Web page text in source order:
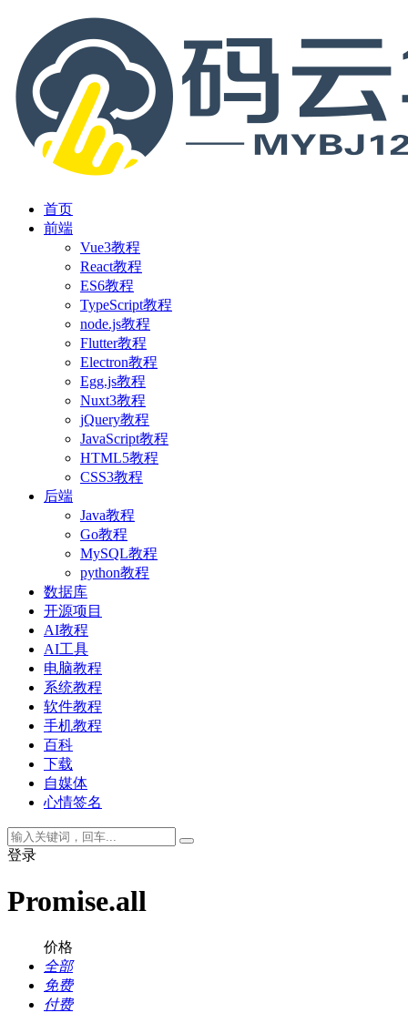
首页
前端
Vue3教程
React教程
ES6教程
TypeScript教程
node.js教程
Flutter教程
Electron教程
Egg.js教程
Nuxt3教程
jQuery教程
JavaScript教程
HTML5教程
CSS3教程
后端
Java教程
Go教程
MySQL教程
python教程
数据库
开源项目
AI教程
AI工具
电脑教程
系统教程
软件教程
手机教程
百科
下载
自媒体
心情签名
登录
Promise.all
价格
全部
免费
付费